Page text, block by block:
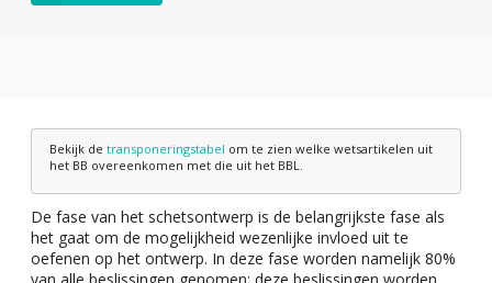
Bekijk de transponeringstabel om te zien welke wetsartikelen uit
het BB overeenkomen met die uit het BBL.
De fase van het schetsontwerp is de belangrijkste fase als
het gaat om de mogelijkheid wezenlijke invloed uit te
oefenen op het ontwerp. In deze fase worden namelijk 80%